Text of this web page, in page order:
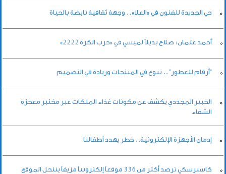
حي الجديدة للفنون في «العلا».. وجهة ثقافية نابضة بالحياة
أحمد عثمان: صلاح بديلاً لميسي في «حرب الكرة 2222»
"أرقام للعطور" .. تنوع في المنتجات وريادة في التصميم
الخبير المجددي يكشف عن مكونات غذاء الملكات عبر مختبر معجزة
الشفاء
إدمان الأجهزة الإلكترونية.. خطر يهدد أطفالنا
كاسبرسكي ترصد أكثر من 336 موقعاً إلكترونياً مزيفاً ينتحل الموقع